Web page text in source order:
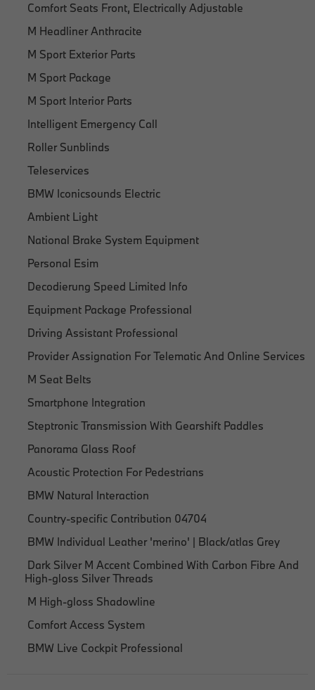
Comfort Seats Front, Electrically Adjustable
M Headliner Anthracite
M Sport Exterior Parts
M Sport Package
M Sport Interior Parts
Intelligent Emergency Call
Roller Sunblinds
Teleservices
BMW Iconicsounds Electric
Ambient Light
National Brake System Equipment
Personal Esim
Decodierung Speed Limited Info
Equipment Package Professional
Driving Assistant Professional
Provider Assignation For Telematic And Online Services
M Seat Belts
Smartphone Integration
Steptronic Transmission With Gearshift Paddles
Panorama Glass Roof
Acoustic Protection For Pedestrians
BMW Natural Interaction
Country-specific Contribution 04704
BMW Individual Leather 'merino' | Black/atlas Grey
Dark Silver M Accent Combined With Carbon Fibre And
High-gloss Silver Threads
M High-gloss Shadowline
Comfort Access System
BMW Live Cockpit Professional